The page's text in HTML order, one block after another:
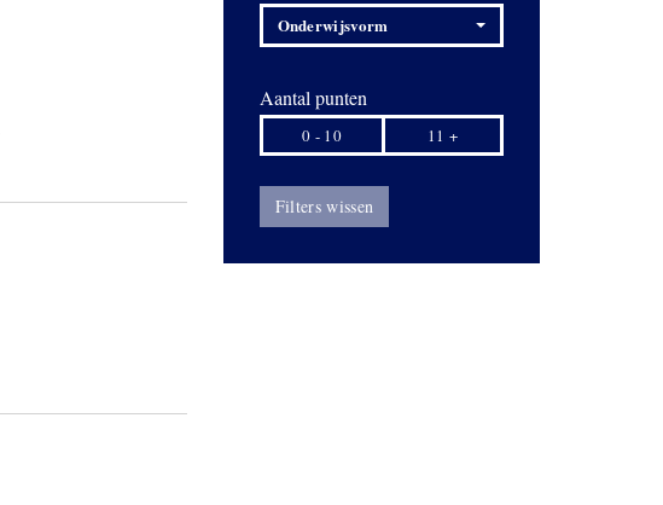
Onderwijsvorm
Aantal punten
0 - 10 11 +
Filters wissen